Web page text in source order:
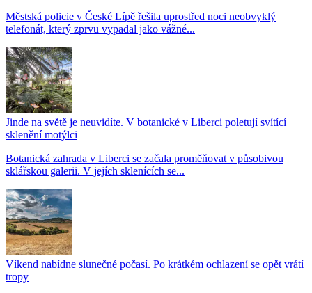
Městská policie v České Lípě řešila uprostřed noci neobvyklý
telefonát, který zprvu vypadal jako vážné...
Jinde na světě je neuvidíte. V botanické v Liberci poletují svítící
sklenění motýlci
Botanická zahrada v Liberci se začala proměňovat v působivou
sklářskou galerii. V jejích sklenících se...
Víkend nabídne slunečné počasí. Po krátkém ochlazení se opět vrátí
tropy